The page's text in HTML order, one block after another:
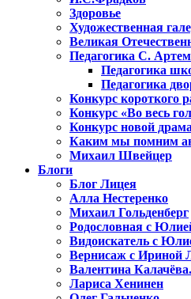
Здоровье
Художественная
Великая
Педагогика С.
Педагогика
Педагогика
Конкурс короткого
Конкурс «Во весь
Конкурс новой
Каким мы помним
Михаил Швейцер
Блоги
Блог Лицея
Алла Нестеренко
Михаил Гольденберг
Родословная с
Видоискатель с
Вернисаж с Ириной
Валентина
Лариса Хенинен